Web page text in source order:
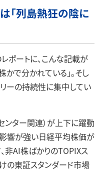
「列島熱狂の陰に
ポートに、こんな記載が
で分かれている」。そし
ーの持続性に集中してい
ンター関連）が上下に躍動
影響が強い日経平均株価が
非AI株ばかりのTOPIXス
の東証スタンダード市場